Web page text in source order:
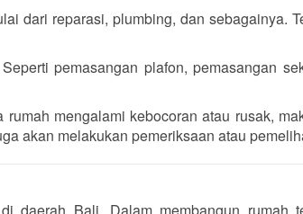
dari reparasi, plumbing, dan sebagainya.
pemasangan plafon, pemasangan
mengalami kebocoran atau rusak,
akan melakukan pemeriksaan atau